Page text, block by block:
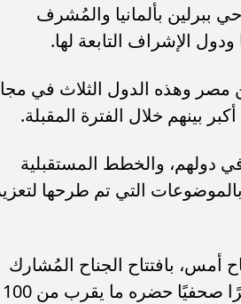
ببرلين بألمانيا والمُشرف
الإشراف التابعة لها.
مصر وهذه الدول الثلاث في
بينهم خلال الفترة المقبلة.
دولهم، والخطط المستقبلية
التي تم طرحها
أمس، بافتتاح الجناح المُشارك
في بورصة برلين السياحية ITB. وعقب ذلك، عقد، الوزير، مؤتمرًا صحفيًا حضره ما يقرب من 100